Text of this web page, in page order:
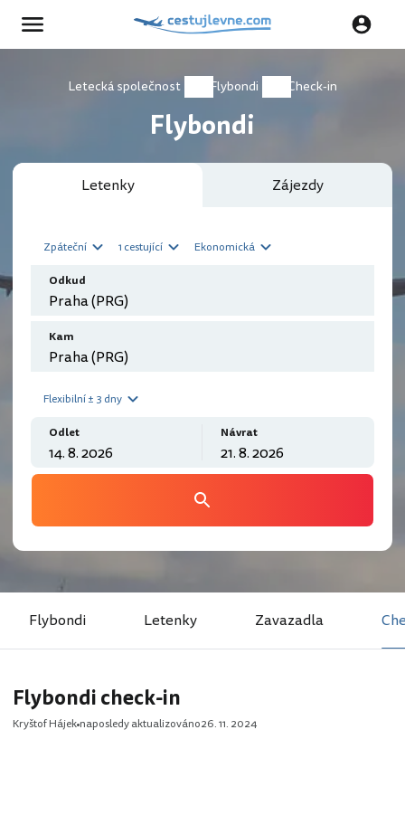
Letecká společnost Flybondi Check-in
Flybondi
Letenky Zájezdy
Zpáteční 1 cestující Ekonomická
Odkud
Kam
Flexibilní ± 3 dny
Odlet Návrat
Flybondi Letenky Zavazadla
Flybondi check-in
Kryštof Hájek naposledy aktualizováno26. 11. 2024